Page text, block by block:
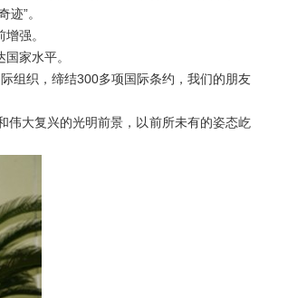
”。
强。
家水平。
组织，缔结300多项国际条约，我们的朋友
大复兴的光明前景，以前所未有的姿态屹